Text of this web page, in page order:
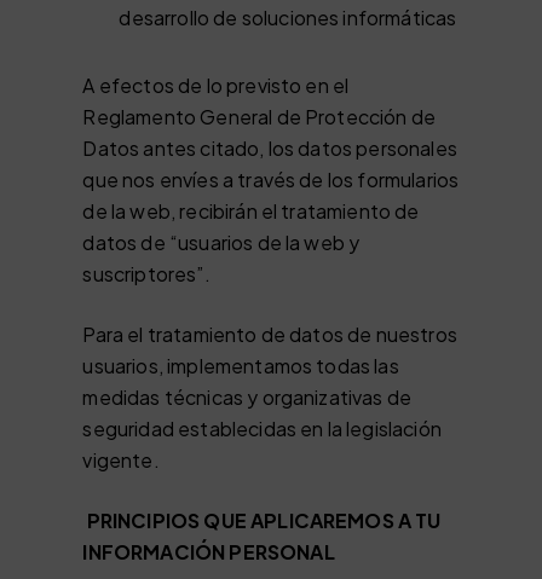
desarrollo de soluciones informáticas
A efectos de lo previsto en el
Reglamento General de Protección de
Datos antes citado, los datos personales
que nos envíes a través de los formularios
de la web, recibirán el tratamiento de
datos de “usuarios de la web y
suscriptores”.
Para el tratamiento de datos de nuestros
usuarios, implementamos todas las
medidas técnicas y organizativas de
seguridad establecidas en la legislación
vigente.
PRINCIPIOS QUE APLICAREMOS A TU
INFORMACIÓN PERSONAL